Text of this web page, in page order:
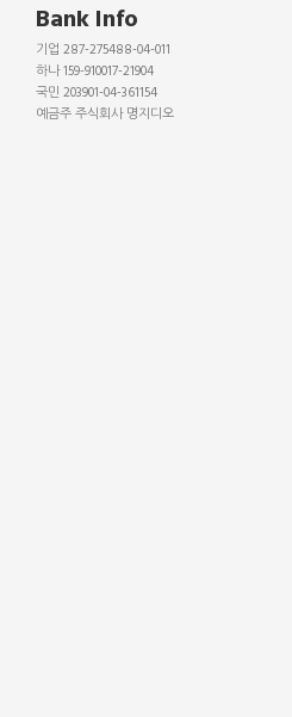
Bank Info
기업 287-275488-04-011
하나 159-910017-21904
국민 203901-04-361154
예금주 주식회사 명지디오